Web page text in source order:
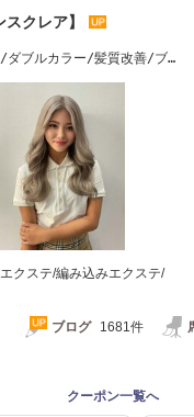
クレア】
ブルカラー/髪質改善/ブ
クステ/編み込みエクステ/
ブログ 1681件
クーポン一覧へ